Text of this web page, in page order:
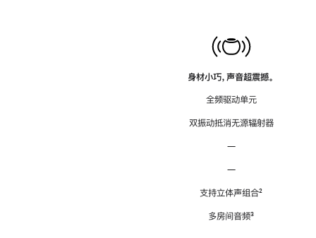
身材小巧，声音超震撼。
全频驱动单元
双振动抵消无源辐射器
—
—
支持立体声组合脚
²
多房间音频脚
³